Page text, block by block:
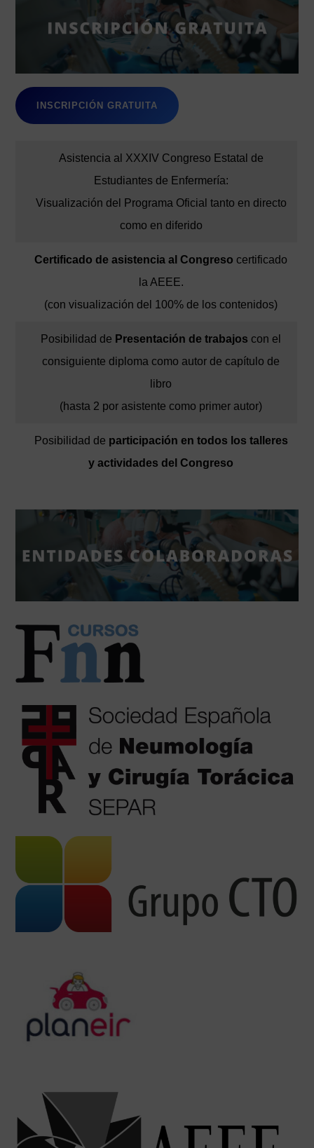
INSCRIPCIÓN GRATUITA
Asistencia al XXXIV Congreso Estatal de
Estudiantes de Enfermería:
Visualización del Programa Oficial tanto en directo
como en diferido
Certificado de asistencia al Congreso certificado
la AEEE.
(con visualización del 100% de los contenidos)
Posibilidad de Presentación de trabajos con el
consiguiente diploma como autor de capítulo de
libro
(hasta 2 por asistente como primer autor)
Posibilidad de participación en todos los talleres
y actividades del Congreso
AVISO LEGAL POLÍTICA DE PRIVACIDAD
CONDICIONES DE CONTRATACIÓN